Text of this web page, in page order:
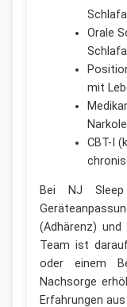
Orale
mit
CBT-I
Bei NJ
(Adhärenz)
Team ist
oder einem
Nachsorge
Erfahrungen